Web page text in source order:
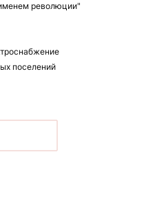
революции"
поселений